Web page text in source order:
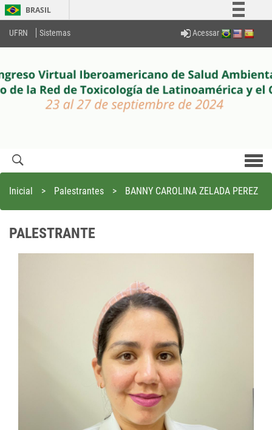
BRASIL
Simplifique!
Comunica BR
Acesso à informação
Legislação
UFRN Sistemas Acessar
Inicial > Palestrantes > BANNY CAROLINA ZELADA PEREZ
PALESTRANTE